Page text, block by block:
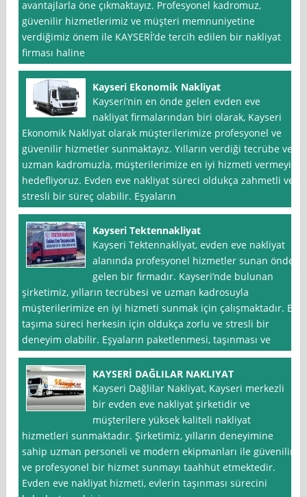
avantajlarla öne çıkmaktayız. Profesyonel kadromuz,
güvenilir hizmetlerimiz ve müşteri memnuniyetine
verdiğimiz önem ile KAYSERİ’de tercih edilen bir nakliyat
firması haline
Kayseri Ekonomik Nakliyat
Kayseri‘nin en önde gelen evden eve
nakliyat firmalarından biri olarak, Kayseri
Ekonomik Nakliyat olarak müşterilerimize profesyonel ve
güvenilir hizmetler sunmaktayız. Yılların verdiği tecrübe ve
uzman kadromuzla, müşterilerimize en iyi hizmeti vermeyi
hedefliyoruz. Evden eve nakliyat süreci oldukça zahmetli ve
stresli bir süreç olabilir. Eşyaların
Kayseri Tektennakliyat
Kayseri Tektennakliyat, evden eve nakliyat
alanında profesyonel hizmetler sunan önde
gelen bir firmadır. Kayseri’nde bulunan
şirketimiz, yılların tecrübesi ve uzman kadrosuyla
müşterilerimize en iyi hizmeti sunmak için çalışmaktadır. Ev
taşıma süreci herkesin için oldukça zorlu ve stresli bir
deneyim olabilir. Eşyaların paketlenmesi, taşınması ve
KAYSERİ DAĞLILAR NAKLIYAT
Kayseri Dağlilar Nakliyat, Kayseri merkezli
bir evden eve nakliyat şirketidir ve
müşterilere yüksek kaliteli nakliyat
hizmetleri sunmaktadır. Şirketimiz, yılların deneyimine
sahip uzman personeli ve modern ekipmanları ile güvenilir
ve profesyonel bir hizmet sunmayı taahhüt etmektedir.
Evden eve nakliyat hizmeti, evlerin taşınması sürecini